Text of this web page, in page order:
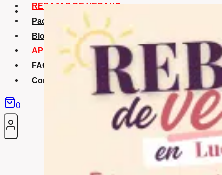
REBAJAS DE VERANO
Packs Verano
Blog
APP La Tribu
FAQS
Contacto
0